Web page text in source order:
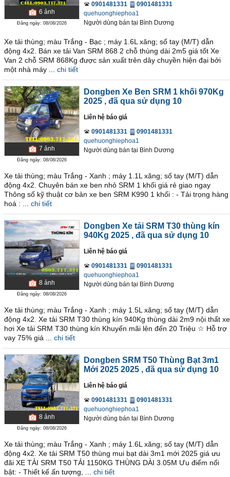
6 ảnh
Đăng ngày: 08/08/2026
0901481331
0901481331
quehuonghiephoa1
Người dùng bán tại Bình Dương
Xe tải thùng; màu Trắng - Bạc ; máy 1.6L xăng; số tay (M/T) dẫn
động 4x2. Bán xe tải Van SRM 868 2 chỗ thùng dài 2m5 giá tốt Xe
Van 2 chỗ SRM 868Kg được sản xuất trên dây chuyền hiện đại bởi
một nhà máy ...
chi tiết
7 ảnh
Đăng ngày: 08/08/2026
Dongben Xe Ben SRM 1 khối 970Kg
2025 , đã qua sử dụng 10
Liên hệ báo giá
0901481331
0901481331
quehuonghiephoa1
Người dùng bán tại Bình Dương
Xe tải thùng; màu Trắng - Xanh ; máy 1.1L xăng; số tay (M/T) dẫn
động 4x2. Chuyên bán xe ben nhỏ SRM 1 khối giá rẻ giao ngay
Thông số kỹ thuật cơ bản xe ben SRM K990 1 khối : - Tải trọng hàng
hoá : ...
chi tiết
8 ảnh
Đăng ngày: 08/08/2026
Dongben Xe tải SRM T30 thùng kín
940Kg 2025 , đã qua sử dụng 10
Liên hệ báo giá
0901481331
0901481331
quehuonghiephoa1
Người dùng bán tại Bình Dương
Xe tải thùng; màu Trắng - Xanh ; máy 1.5L xăng; số tay (M/T) dẫn
động 4x2. Xe tải SRM T30 thùng kín 940Kg thùng dài 2m9 nội thất xe
hơi Xe tải SRM T30 thùng kín Khuyến mãi lên đến 20 Triệu ☆ Hỗ trợ
vay 75% giá ...
chi tiết
8 ảnh
Đăng ngày: 08/08/2026
Dongben SRM T50 Thùng Bạt 3m1
Mới 2025 2025 , đã qua sử dụng 10
Liên hệ báo giá
0901481331
0901481331
quehuonghiephoa1
Người dùng bán tại Bình Dương
Xe tải thùng; màu Trắng - Xanh ; máy 1.6L xăng; số tay (M/T) dẫn
động 4x2. Xe tải SRM T50 thùng mui bạt dài 3m1 mới 2025 giá ưu
đãi XE TẢI SRM T50 TẢI 1150KG THÙNG DÀI 3.05M Ưu điểm nổi
bật: - Thiết kế ấn tượng, ...
chi tiết